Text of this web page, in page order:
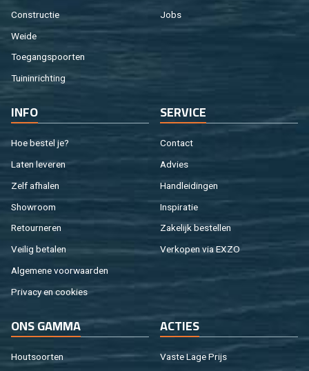
Con­struc­tie
Weide
Toe­gangs­poor­ten
Tuin­in­rich­ting
Jobs
INFO
Hoe be­stel je?
Laten le­ve­ren
Zelf af­ha­len
Show­room
Re­tour­ne­ren
Vei­lig be­ta­len
Al­ge­me­ne voor­waar­den
Pri­va­cy en coo­kies
SER­VI­CE
Con­tact
Ad­vies
Hand­lei­din­gen
In­spi­ra­tie
Za­ke­lijk be­stel­len
Ver­ko­pen via EXZO
ONS GAMMA
Hout­soor­ten
AC­TIES
Vaste Lage Prijs